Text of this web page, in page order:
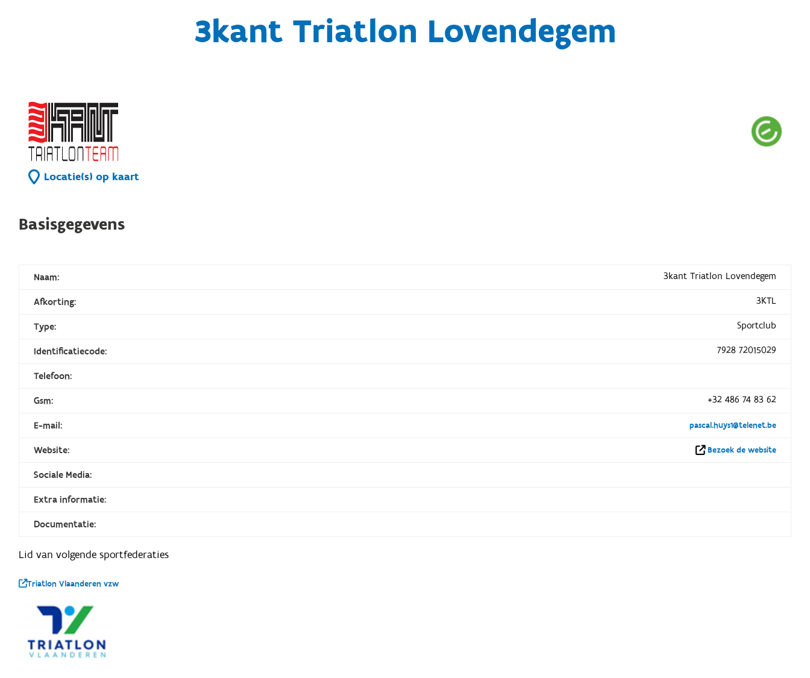
3kant Triatlon Lovendegem
Locatie(s) op kaart
Basisgegevens
Naam: 3kant Triatlon Lovendegem
Afkorting: 3KTL
Type: Sportclub
Identificatiecode: 7928 72015029
Telefoon:
Gsm: +32 486 74 83 62
E-mail: pascal.huys1@telenet.be
Website: Bezoek de website
Sociale Media:
Extra informatie:
Documentatie:
Lid van volgende sportfederaties
Triatlon Vlaanderen vzw